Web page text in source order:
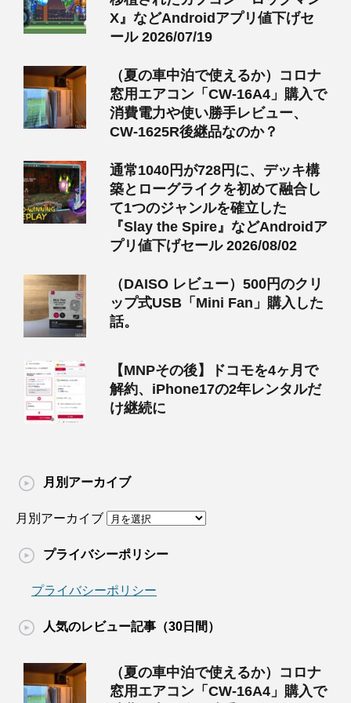
X』などAndroidアプリ値下げセ
ール 2026/07/19
（夏の車中泊で使えるか）コロナ
窓用エアコン「CW-16A4」購入で
消費電力や使い勝手レビュー、
CW-1625R後継品なのか？
通常1040円が728円に、デッキ構
築とローグライクを初めて融合し
て1つのジャンルを確立した
『Slay the Spire』などAndroidア
プリ値下げセール 2026/08/02
（DAISO レビュー）500円のクリ
ップ式USB「Mini Fan」購入した
話。
【MNPその後】ドコモを4ヶ月で
解約、iPhone17の2年レンタルだ
け継続に
月別アーカイブ
月別アーカイブ
プライバシーポリシー
プライバシーポリシー
人気のレビュー記事（30日間）
（夏の車中泊で使えるか）コロナ
窓用エアコン「CW-16A4」購入で